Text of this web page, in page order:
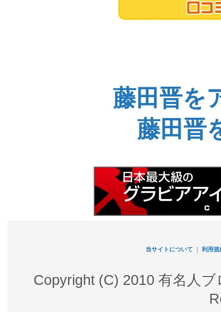
藤田晋を
藤田晋
当サイトについて 利用規
Copyright (C) 2010 有名人